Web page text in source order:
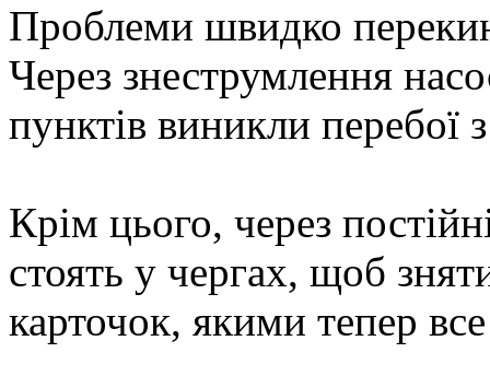
Проблеми швидко
Через знеструмлення
пунктів виникли перебої
Крім цього, через
стоять у чергах, щоб
карточок, якими тепер